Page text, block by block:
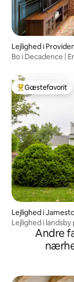
Lejlighed i
Bo i Decadence |
Bedste
Gæstefavorit
Lejlighed i
Lejlighed i landsby
Andre